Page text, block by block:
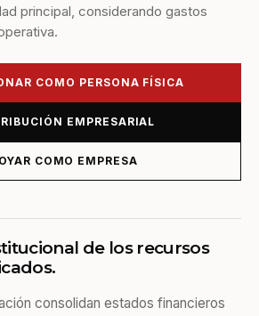
principal, considerando gastos
COMO PERSONA FÍSICA
EMPRESARIAL
COMO EMPRESA
de los recursos
consolidan estados financieros